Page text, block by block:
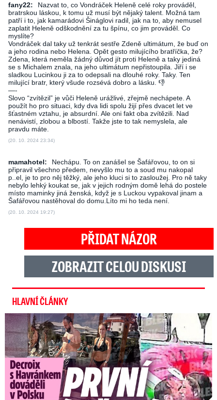
fany22:
Nazvat to, co Vondráček Heleně celé roky prováděl,
bratrskou láskou, k tomu už musí být nějaký talent. Možná tam
patří i to, jak kamarádovi Šináglovi radil, jak na to, aby nemusel
zaplatit Heleně odškodnění za tu špínu, co jim prováděl. Co
myslíte?
Vondráček dal taky už tenkrát sestře Zdeně ultimátum, že buď on
a jeho rodina nebo Helena. Opět gesto milujícího bratříčka, že?
Zdena, která neměla žádný důvod jít proti Heleně a taky jediná
se s Michalem znala, na jeho ultimátum nepřistoupila. Jiří i se
sladkou Lucinkou ji za to odepsali na dlouhé roky. Taky. Ten
milující bratr, který všude rozsévá dobro a lásku. 👎
—-
Slovo “zvítězil” je vůči Heleně urážlivé, zřejmě nechápete. A
použít ho pro situaci, kdy dva lidi spolu žijí přes dvacet let ve
šťastném vztahu, je absurdní. Ale oni fakt oba zvítězili. Nad
nenávistí, zlobou a blbostí. Takže jste to tak nemyslela, ale
pravdu máte.
(20. 10. 2024 23:34)
mamahotel:
Nechápu. To on zanášel se Šafářovou, to on si
připravil všechno předem, nevyšlo mu to a soud mu nakopal
p..el, je to pro něj těžký, ale jeho kluci si to zasloužej. Pro ně taky
nebylo lehký koukat se, jak v jejich rodným domě lehá do postele
místo maminky jiná ženská, když je s Luckou vypakoval jinam a
Šafářovou nastěhoval do domu.Líto mi ho teda není.
(20. 10. 2024 19:27)
PŘIDAT NÁZOR
ZOBRAZIT CELOU DISKUSI
HLAVNÍ ČLÁNKY
Exministryně s Havránkem dováděli v Polsku: První slova!